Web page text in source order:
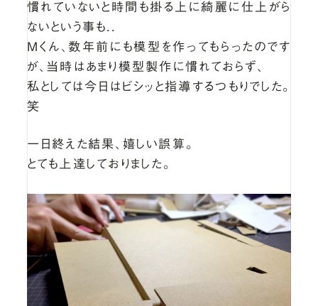
慣れていないと時間も掛る上に綺麗に仕上がら
ないという事も..
Ｍくん、数年前にも模型を作ってもらったのです
が、当時はあまり模型製作に慣れておらず、
私としては今日はビシッと指導するつもりでした。
笑
一日終えた結果、嬉しい誤算。
とても上達しておりました。